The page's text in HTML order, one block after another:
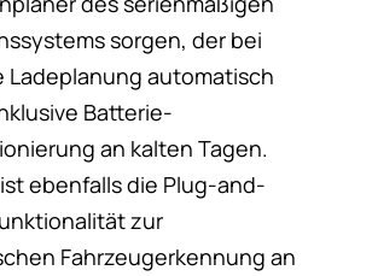
sorgen, der bei
Ladeplanung automatisch
Batterie-
an kalten Tagen.
ebenfalls die Plug-and-
zur
Fahrzeugerkennung an